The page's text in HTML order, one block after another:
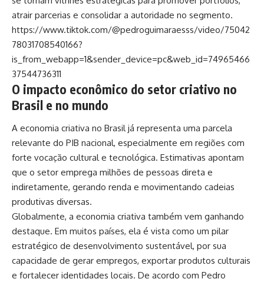
atrair parcerias e consolidar a autoridade no segmento.
https://www.tiktok.com/@pedroguimaraesss/video/75042
78031708540166?
is_from_webapp=1&sender_device=pc&web_id=74965466
37544736311
O impacto econômico do setor criativo no
Brasil e no mundo
A economia criativa no Brasil já representa uma parcela
relevante do PIB nacional, especialmente em regiões com
forte vocação cultural e tecnológica. Estimativas apontam
que o setor emprega milhões de pessoas direta e
indiretamente, gerando renda e movimentando cadeias
produtivas diversas.
Globalmente, a economia criativa também vem ganhando
destaque. Em muitos países, ela é vista como um pilar
estratégico de desenvolvimento sustentável, por sua
capacidade de gerar empregos, exportar produtos culturais
e fortalecer identidades locais. De acordo com Pedro